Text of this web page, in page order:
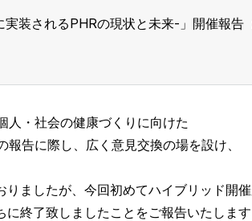
装されるPHRの現状と未来-」開催報告
人・社会の健康づくりに向けた
告に際し、広く意見交換の場を設け、
ましたが、今回初めてハイブリッド開
終了致しましたことをご報告いたします